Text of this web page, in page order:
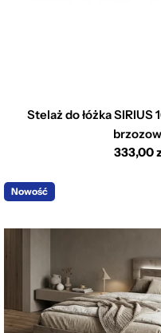
Stelaż do łóżka
Cena
333,00
Nowość